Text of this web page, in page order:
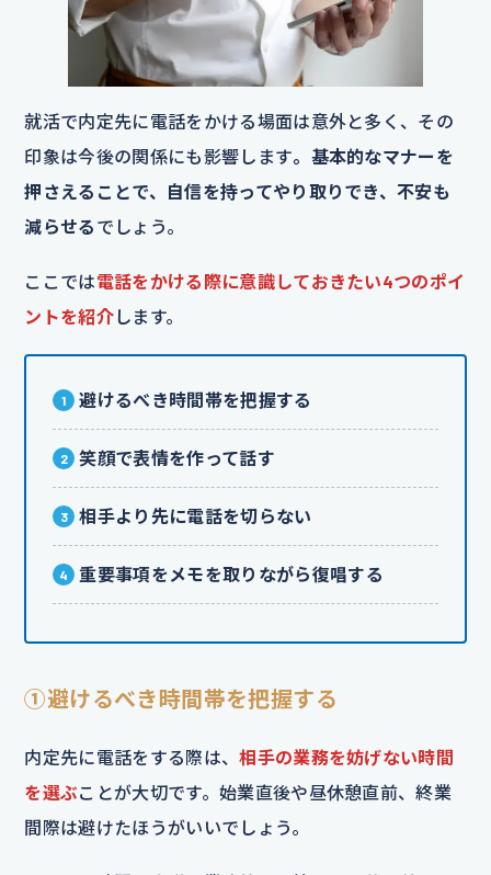
就活で内定先に電話をかける場面は意外と多く、その
印象は今後の関係にも影響します。基本的なマナーを
押さえることで、自信を持ってやり取りでき、不安も
減らせる でしょう。
ここでは電話をかける際に意識しておきたい4つのポイ
ントを紹介 します。
避けるべき時間帯を把握する
笑顔で表情を作って話す
相手より先に電話を切らない
重要事項をメモを取りながら復唱する
①避けるべき時間帯を把握する
内定先に電話をする際は、相手の業務を妨げない時間
を選ぶことが大切です。始業直後や昼休憩直前、終業
間際は避けたほうがいいでしょう。